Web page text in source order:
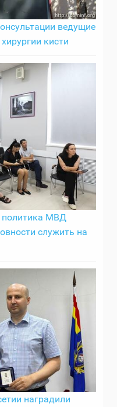
ведущие
кисти
политика МВД
служить на
наградили